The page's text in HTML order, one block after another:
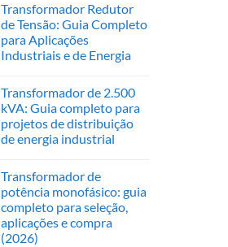
Transformador Redutor
de Tensão: Guia Completo
para Aplicações
Industriais e de Energia
Transformador de 2.500
kVA: Guia completo para
projetos de distribuição
de energia industrial
Transformador de
potência monofásico: guia
completo para seleção,
aplicações e compra
(2026)